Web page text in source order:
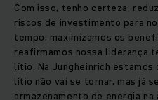
Com isso, tenho certeza,
riscos de investimento para
tempo, maximizamos os
reafirmamos nossa liderança
lítio. Na Jungheinrich
lítio não vai se tornar, mas já
armazenamento de energia